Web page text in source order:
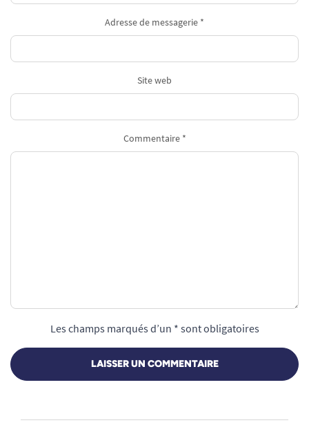
Adresse de messagerie *
Site web
Commentaire *
Les champs marqués d’un * sont obligatoires
LAISSER UN COMMENTAIRE